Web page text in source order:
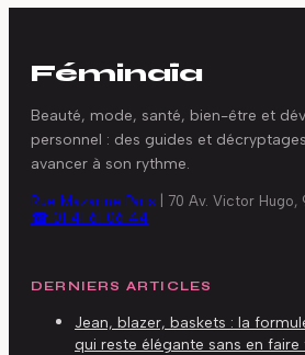
Féminaïa
Beauté, mode, santé, bien-être et
personnel : des guides et
avancer à son rythme.
Rue Mazarine Paris 70 Av. Victor Hugo,
☎ 01 41 61 06 44
DERNIERS ARTICLES
Jean, blazer, baskets : la
qui reste élégante sans en faire